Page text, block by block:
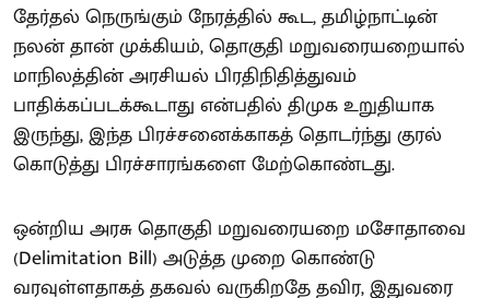
தேர்தல் நெருங்கும் நேரத்தில் கூட, தமிழ்நாட்டின்
நலன் தான் முக்கியம், தொகுதி மறுவரையறையால்
மாநிலத்தின் அரசியல் பிரதிநிதித்துவம்
பாதிக்கப்படக்கூடாது என்பதில் திமுக உறுதியாக
இருந்து, இந்த பிரச்சனைக்காகத் தொடர்ந்து குரல்
கொடுத்து பிரச்சாரங்களை மேற்கொண்டது.
ஒன்றிய அரசு தொகுதி மறுவரையறை மசோதாவை
(Delimitation Bill) அடுத்த முறை கொண்டு
வரவுள்ளதாகத் தகவல் வருகிறதே தவிர, இதுவரை